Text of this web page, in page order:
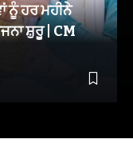
ਨੂੰ ਹਰ ਮਹੀਨੇ
ਸ਼ੁਰੂ | CM